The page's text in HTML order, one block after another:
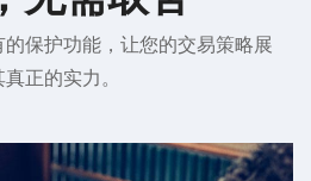
保护功能，让您的交易策略展
正的实力。